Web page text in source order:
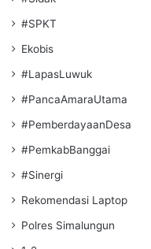
#SPKT
Ekobis
#LapasLuwuk
#PancaAmaraUtama
#PemberdayaanDesa
#PemkabBanggai
#Sinergi
Rekomendasi Laptop
Polres Simalungun